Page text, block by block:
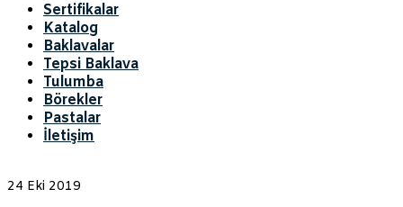
Sertifikalar
Katalog
Baklavalar
Tepsi Baklava
Tulumba
Börekler
Pastalar
İletişim
24 Eki 2019